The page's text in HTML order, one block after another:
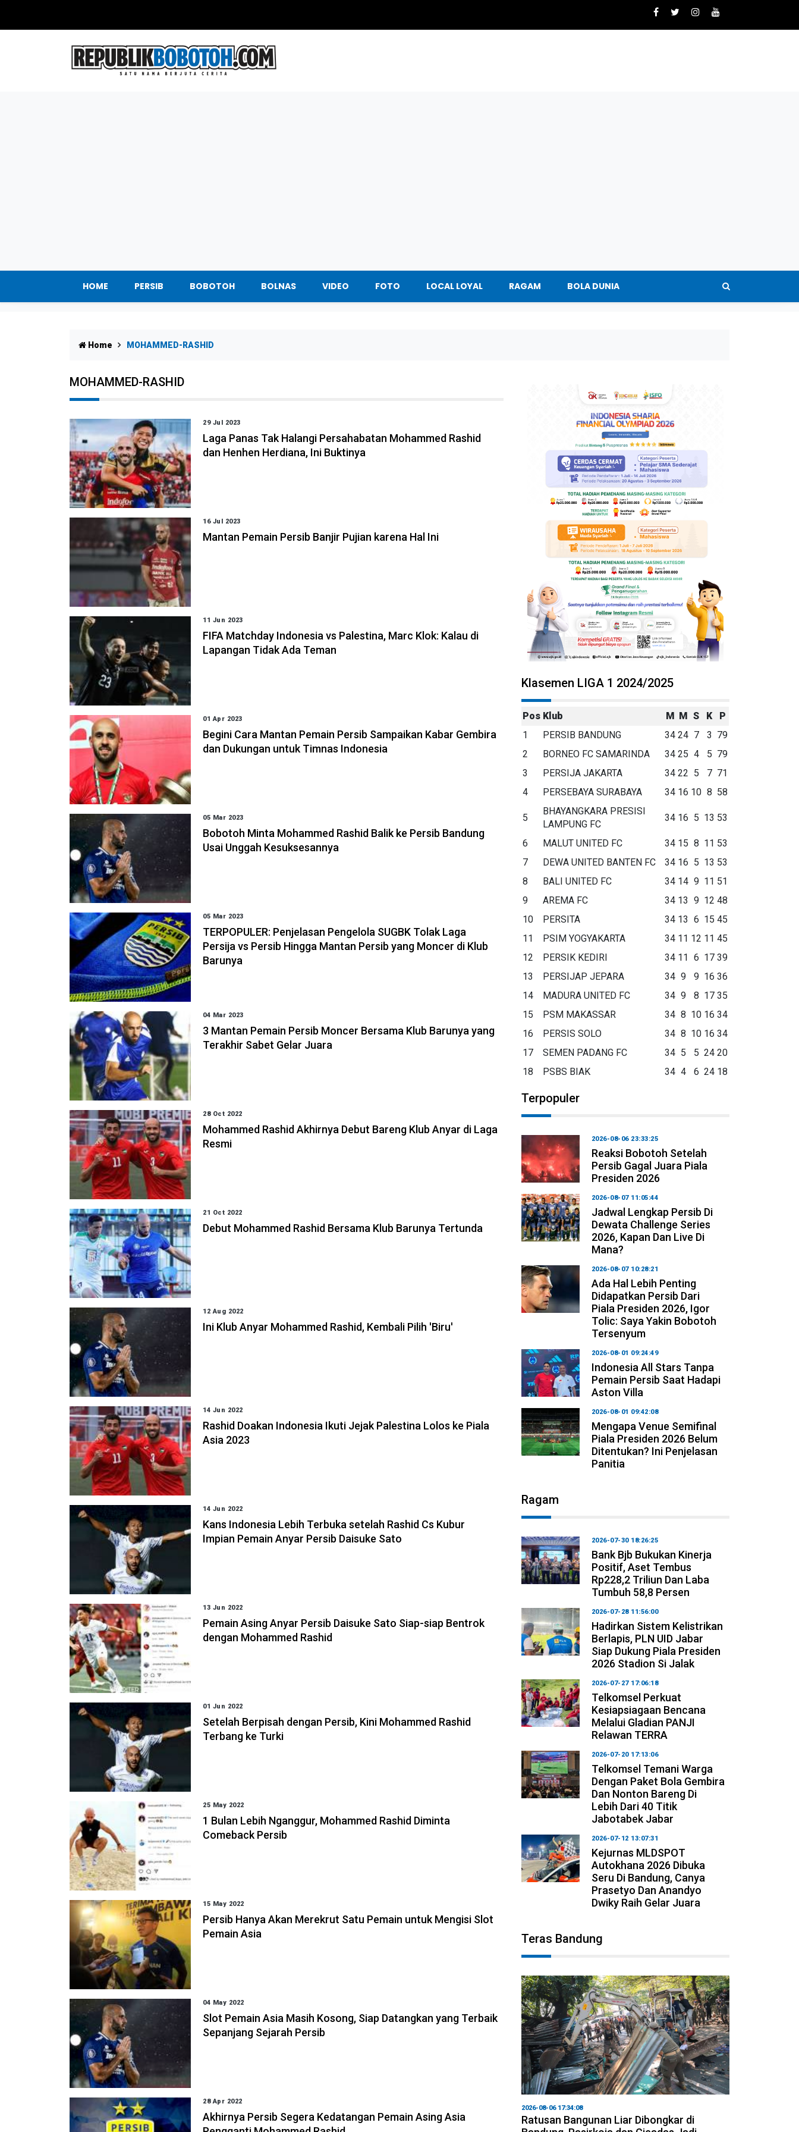
HOME PERSIB BOBOTOH BOLNAS VIDEO FOTO LOCAL LOYAL RAGAM BOLA DUNIA
Home MOHAMMED-RASHID
MOHAMMED-RASHID
29 Jul 2023
Laga Panas Tak Halangi Persahabatan Mohammed Rashid
dan Henhen Herdiana, Ini Buktinya
16 Jul 2023
Mantan Pemain Persib Banjir Pujian karena Hal Ini
11 Jun 2023
FIFA Matchday Indonesia vs Palestina, Marc Klok: Kalau di
Lapangan Tidak Ada Teman
01 Apr 2023
Begini Cara Mantan Pemain Persib Sampaikan Kabar Gembira
dan Dukungan untuk Timnas Indonesia
05 Mar 2023
Bobotoh Minta Mohammed Rashid Balik ke Persib Bandung
Usai Unggah Kesuksesannya
05 Mar 2023
TERPOPULER: Penjelasan Pengelola SUGBK Tolak Laga
Persija vs Persib Hingga Mantan Persib yang Moncer di Klub
Barunya
04 Mar 2023
3 Mantan Pemain Persib Moncer Bersama Klub Barunya yang
Terakhir Sabet Gelar Juara
28 Oct 2022
Mohammed Rashid Akhirnya Debut Bareng Klub Anyar di Laga
Resmi
21 Oct 2022
Debut Mohammed Rashid Bersama Klub Barunya Tertunda
12 Aug 2022
Ini Klub Anyar Mohammed Rashid, Kembali Pilih 'Biru'
14 Jun 2022
Rashid Doakan Indonesia Ikuti Jejak Palestina Lolos ke Piala
Asia 2023
14 Jun 2022
Kans Indonesia Lebih Terbuka setelah Rashid Cs Kubur
Impian Pemain Anyar Persib Daisuke Sato
13 Jun 2022
Pemain Asing Anyar Persib Daisuke Sato Siap-siap Bentrok
dengan Mohammed Rashid
01 Jun 2022
Setelah Berpisah dengan Persib, Kini Mohammed Rashid
Terbang ke Turki
25 May 2022
1 Bulan Lebih Nganggur, Mohammed Rashid Diminta
Comeback Persib
15 May 2022
Persib Hanya Akan Merekrut Satu Pemain untuk Mengisi Slot
Pemain Asia
04 May 2022
Slot Pemain Asia Masih Kosong, Siap Datangkan yang Terbaik
Sepanjang Sejarah Persib
28 Apr 2022
Akhirnya Persib Segera Kedatangan Pemain Asing Asia
Klasemen LIGA 1 2024/2025
Pos Klub M M S K
P
1
PERSIB BANDUNG 34 24 7 3 79
2
BORNEO FC SAMARINDA 34 25 4 5 79
3
PERSIJA JAKARTA 34 22 5 7 71
4
PERSEBAYA SURABAYA 34 16 10 8 58
5
BHAYANGKARA PRESISI
LAMPUNG FC
34 16 5 13 53
6 MALUT UNITED FC 34 15 8 11 53
7
DEWA UNITED BANTEN FC 34 16 5 13 53
8
BALI UNITED FC 34 14 9 11 51
9
AREMA FC 34 13 9 12 48
10
PERSITA 34 13 6 15 45
11
PSIM YOGYAKARTA 34 11 12 11 45
12
PERSIK KEDIRI 34 11 6 17 39
13
PERSIJAP JEPARA 34 9 9 16 36
14
MADURA UNITED FC 34 9 8 17 35
15
PSM MAKASSAR 34 8 10 16 34
16
PERSIS SOLO 34 8 10 16 34
17
SEMEN PADANG FC 34 5 5 24 20
18
PSBS BIAK 34 4 6 24 18
Terpopuler
2026-08-06 23:33:25
Reaksi Bobotoh Setelah
Persib Gagal Juara Piala
Presiden 2026
2026-08-07 11:05:44
Jadwal Lengkap Persib Di
Dewata Challenge Series
2026, Kapan Dan Live Di
Mana?
2026-08-07 10:28:21
Ada Hal Lebih Penting
Didapatkan Persib Dari
Piala Presiden 2026, Igor
Tolic: Saya Yakin Bobotoh
Tersenyum
2026-08-01 09:24:49
Indonesia All Stars Tanpa
Pemain Persib Saat Hadapi
Aston Villa
2026-08-01 09:42:08
Mengapa Venue Semifinal
Piala Presiden 2026 Belum
Ditentukan? Ini Penjelasan
Panitia
Ragam
2026-07-30 18:26:25
Bank Bjb Bukukan Kinerja
Positif, Aset Tembus
Rp228,2 Triliun Dan Laba
Tumbuh 58,8 Persen
2026-07-28 11:56:00
Hadirkan Sistem Kelistrikan
Berlapis, PLN UID Jabar
Siap Dukung Piala Presiden
2026 Stadion Si Jalak
2026-07-27 17:06:18
Telkomsel Perkuat
Kesiapsiagaan Bencana
Melalui Gladian PANJI
Relawan TERRA
2026-07-20 17:13:06
Telkomsel Temani Warga
Dengan Paket Bola Gembira
Dan Nonton Bareng Di
Lebih Dari 40 Titik
Jabotabek Jabar
2026-07-12 13:07:31
Kejurnas MLDSPOT
Autokhana 2026 Dibuka
Seru Di Bandung, Canya
Prasetyo Dan Anandyo
Dwiky Raih Gelar Juara
Teras Bandung
2026-08-06 17:34:08
Ratusan Bangunan Liar Dibongkar di